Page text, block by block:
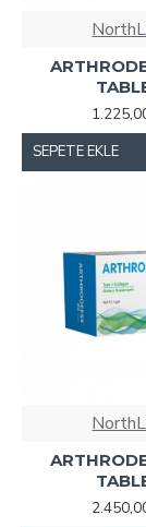
SEPETE EKLE